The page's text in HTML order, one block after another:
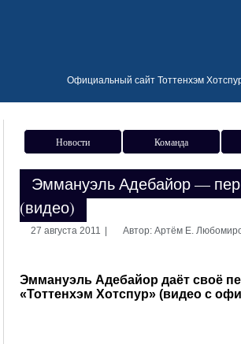
Официальный сайт Тоттенхэм
Новости Команда
Эммануэль Адебайор —
(видео)
27 августа 2011 Автор: Артём Е.
Эммануэль Адебайор даёт своё
«Тоттенхэм Хотспур» (видео с